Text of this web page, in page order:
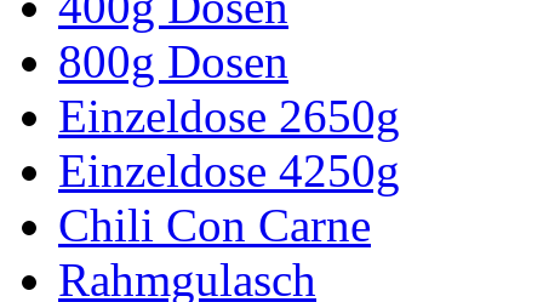
800g Dosen
Einzeldose 2650g
Einzeldose 4250g
Chili Con Carne
Rahmgulasch